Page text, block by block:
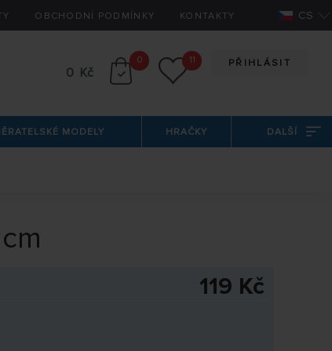
OBCHODNÍ PODMÍNKY KONTAKTY CS
PŘIHLÁSIT
0 Kč
0 11
MODELY HRAČKY DALŠÍ
119 Kč